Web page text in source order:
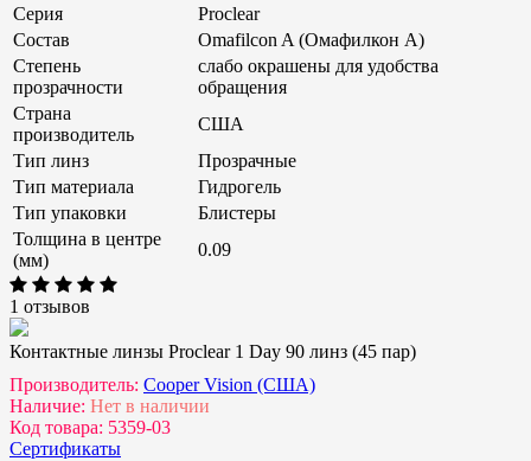
Серия
Proclear
Состав
Omafilcon A (Омафилкон А)
Степень
прозрачности
слабо окрашены для удобства
обращения
Страна
производитель
США
Тип линз
Прозрачные
Тип материала
Гидрогель
Тип упаковки
Блистеры
Толщина в центре
(мм)
0.09
1 отзывов
Контактные линзы Proclear 1 Day 90 линз (45 пар)
Производитель: Cooper Vision (США)
Наличие: Нет в наличии
Код товара: 5359-03
Сертификаты